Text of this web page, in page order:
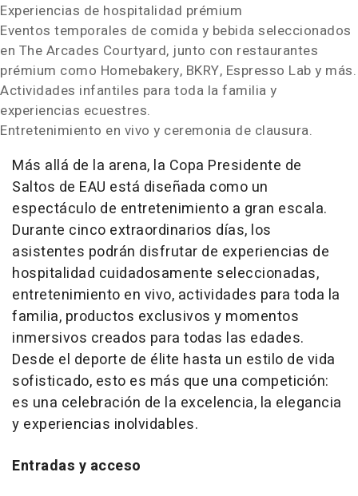
Experiencias de hospitalidad prémium
Eventos temporales de comida y bebida seleccionados
en The Arcades Courtyard, junto con restaurantes
prémium como Homebakery, BKRY, Espresso Lab y más.
Actividades infantiles para toda la familia y
experiencias ecuestres.
Entretenimiento en vivo y ceremonia de clausura.
Más allá de la arena, la Copa Presidente de
Saltos de EAU está diseñada como un
espectáculo de entretenimiento a gran escala.
Durante cinco extraordinarios días, los
asistentes podrán disfrutar de experiencias de
hospitalidad cuidadosamente seleccionadas,
entretenimiento en vivo, actividades para toda la
familia, productos exclusivos y momentos
inmersivos creados para todas las edades.
Desde el deporte de élite hasta un estilo de vida
sofisticado, esto es más que una competición:
es una celebración de la excelencia, la elegancia
y experiencias inolvidables.
Entradas y acceso